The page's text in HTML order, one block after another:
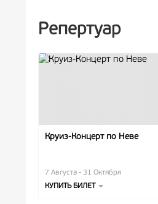
Репертуар
Круиз-Концерт по Неве
7 Августа - 31 Октября
КУПИТЬ БИЛЕТ